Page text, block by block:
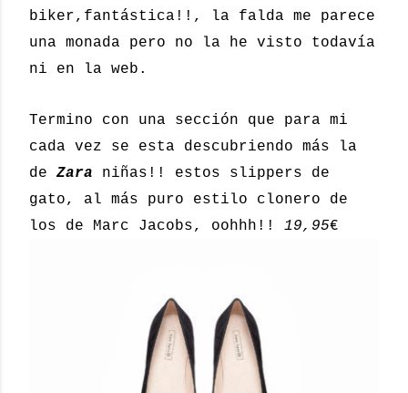
biker,fantástica!!, la falda me parece
una monada pero no la he visto todavía
ni en la web.
Termino con una sección que para mi
cada vez se esta descubriendo más la
de Zara niñas!! estos slippers de
gato, al más puro estilo clonero de
los de Marc Jacobs, oohhh!! 19,95€